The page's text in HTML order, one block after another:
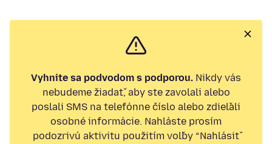
Vyhnite sa podvodom s podporou. Nikdy vás
nebudeme žiadať, aby ste zavolali alebo
poslali SMS na telefónne číslo alebo zdieľali
osobné informácie. Nahláste prosím
podozrivú aktivitu použitím voľby “Nahlásiť